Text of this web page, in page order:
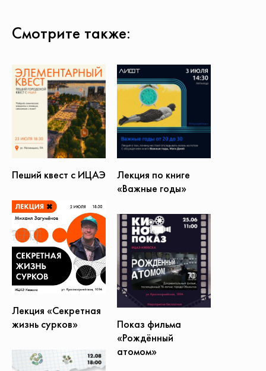
Смотрите также:
Пеший квест с ИЦАЭ
Лекция по книге
«Важные годы»
Лекция «Секретная
жизнь сурков»
Показ фильма
«Рождённый
атомом»